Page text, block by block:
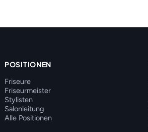
POSITIONEN
Friseure
Friseurmeister
Stylisten
Salonleitung
Alle Positionen